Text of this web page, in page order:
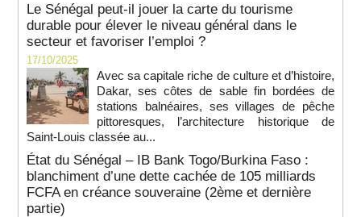
Le Sénégal peut-il jouer la carte du tourisme
durable pour élever le niveau général dans le
secteur et favoriser l’emploi ?
17/10/2025
Avec sa capitale riche de culture et d’histoire,
Dakar, ses côtes de sable fin bordées de
stations balnéaires, ses villages de pêche
pittoresques, l’architecture historique de
Saint-Louis classée au...
État du Sénégal – IB Bank Togo/Burkina Faso :
blanchiment d’une dette cachée de 105 milliards
FCFA en créance souveraine (2ème et dernière
partie)